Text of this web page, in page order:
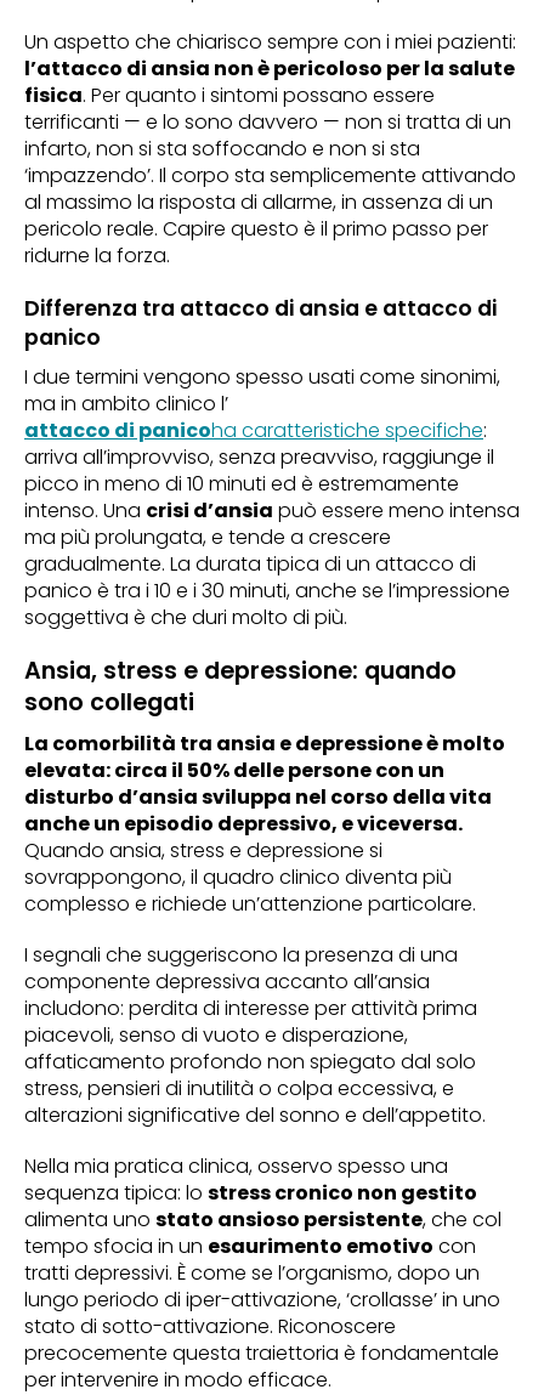
Un aspetto che chiarisco sempre con i miei pazienti:
l’attacco di ansia non è pericoloso per la salute
fisica. Per quanto i sintomi possano essere
terrificanti — e lo sono davvero — non si tratta di un
infarto, non si sta soffocando e non si sta
‘impazzendo’. Il corpo sta semplicemente attivando
al massimo la risposta di allarme, in assenza di un
pericolo reale. Capire questo è il primo passo per
ridurne la forza.
Differenza tra attacco di ansia e attacco di
panico
I due termini vengono spesso usati come sinonimi,
ma in ambito clinico l’
attacco di panicoha caratteristiche specifiche:
arriva all’improvviso, senza preavviso, raggiunge il
picco in meno di 10 minuti ed è estremamente
intenso. Una crisi d’ansia può essere meno intensa
ma più prolungata, e tende a crescere
gradualmente. La durata tipica di un attacco di
panico è tra i 10 e i 30 minuti, anche se l’impressione
soggettiva è che duri molto di più.
Ansia, stress e depressione: quando
sono collegati
La comorbilità tra ansia e depressione è molto
elevata: circa il 50% delle persone con un
disturbo d’ansia sviluppa nel corso della vita
anche un episodio depressivo, e viceversa.
Quando ansia, stress e depressione si
sovrappongono, il quadro clinico diventa più
complesso e richiede un’attenzione particolare.
I segnali che suggeriscono la presenza di una
componente depressiva accanto all’ansia
includono: perdita di interesse per attività prima
piacevoli, senso di vuoto e disperazione,
affaticamento profondo non spiegato dal solo
stress, pensieri di inutilità o colpa eccessiva, e
alterazioni significative del sonno e dell’appetito.
Nella mia pratica clinica, osservo spesso una
sequenza tipica: lo stress cronico non gestito
alimenta uno stato ansioso persistente, che col
tempo sfocia in un esaurimento emotivo con
tratti depressivi. È come se l’organismo, dopo un
lungo periodo di iper-attivazione, ‘crollasse’ in uno
stato di sotto-attivazione. Riconoscere
precocemente questa traiettoria è fondamentale
per intervenire in modo efficace.